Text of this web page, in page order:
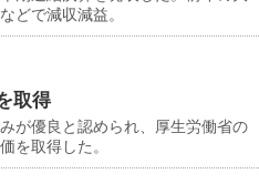
どで減収減益。
取得
が優良と認められ、厚生労働省の
を取得した。